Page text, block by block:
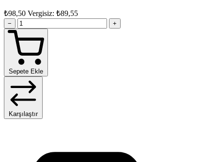
₺98,50 Vergisiz: ₺89,55
− +
Sepete Ekle
Karşılaştır